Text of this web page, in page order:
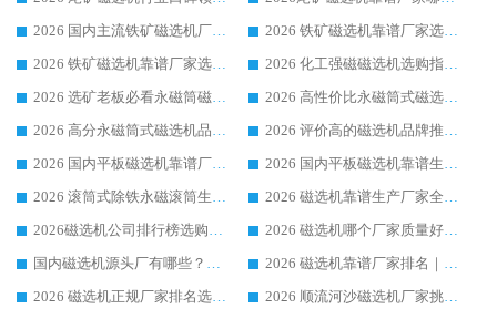
2026 国内主流铁矿磁选机厂家选购指南|行业口碑好品牌推荐，领域强者华体会手机网页版-华体会(中国)
2026 铁矿磁选机靠谱厂家选购全攻略 行业标杆华体会手机网页版-华体会(中国) 设备性价比出众
2026 铁矿磁选机靠谱厂家选购指南，领域强者华体会手机网页版-华体会(中国) 铁矿磁选机性价比高
2026 化工强磁磁选机选购指南 5 家行业口碑靠谱厂家领域强者推荐
2026 选矿老板必看永磁筒磁选机推荐 行业头部品牌口碑设备选购全攻略
2026 高性价比永磁筒式磁选机品牌盘点 行业强者口碑实测选购完整指南
2026 高分永磁筒式磁选机品牌推荐 选矿设备强者对比测评采购避坑全攻略
2026 评价高的磁选机品牌推荐选购指南，永磁筒式磁选机设备领域强者全景行业口碑解析
2026 国内平板磁选机靠谱厂家排名 行业实测口碑设备按需选购全指南
2026 国内平板磁选机靠谱生产厂家推荐排名|行业口碑选购指南，领域强者按需选设备
2026 滚筒式除铁永磁滚筒生产厂家推荐排名|行业口碑选购指南，领域强者源头厂商精选
2026 磁选机靠谱生产厂家全梳理 分场景选型行业头部品牌选购参考攻略
2026磁选机公司排行榜选购指南|正规源头厂家推荐，领域强者高性价比靠谱信赖品牌
2026 磁选机哪个厂家质量好？十大靠谱磁电企业排名选购指南
国内磁选机源头厂有哪些？2026 综合实力排名与采购避坑技巧
2026 磁选机靠谱厂家排名｜华体会手机网页版-华体会(中国) 高性价比磁选机磁电品牌
2026 磁选机正规厂家排名选购指南|行业口碑信赖品牌推荐性价比高靠谱磁电企业
2026 顺流河沙磁选机厂家挑选攻略 | 业内口碑龙头企业高性价比品牌推荐